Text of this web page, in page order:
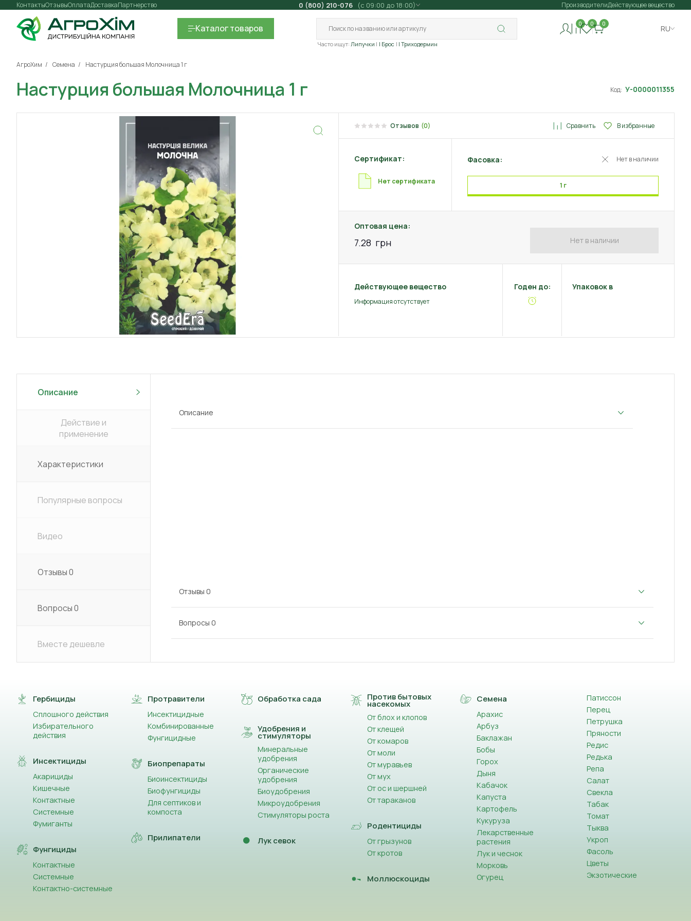
Контакты Оплата
Отзывы ДоставкаПартнерство 0 (800) 210-076 (с 09:00 до 18:00) ПроизводителиДействующее вещество
Каталогтоваров
Часто ищут: Липучки | Брос | Триходермин
0 0 0
RU
АгроХим Семена Настурция большая Молочница 1 г
Настурция большая Молочница 1 г Код: У-0000011355
Отзывов (0) Сравнить В избранные
Сертификат:
Нет сертификата
Фасовка: Нет в наличии
1 г
Оптовая цена:
7.28 грн Нет в наличии
Действующее вещество
Информация отсутствует
Годен до: Упаковок в
Описание
Действие и
применение
Характеристики
Популярные вопросы
Видео
Отзывы0
Вопросы0
Вместе дешевле
Описание
Отзывы 0
Вопросы 0
Гербициды
Сплошного действия
Избирательного
действия
Инсектициды
Акарициды
Кишечные
Контактные
Системные
Фумиганты
Фунгициды
Контактные
Системные
Контактно-системные
Протравители
Инсектицидные
Комбинированные
Фунгицидные
Биопрепараты
Биоинсектициды
Биофунгициды
Для септиков и
компоста
Прилипатели
Обработка сада
Удобрения и
стимуляторы
Минеральные
удобрения
Органические
удобрения
Биоудобрения
Микроудобрения
Стимуляторы роста
Лук севок
Против бытовых
насекомых
От блох и клопов
От клещей
От комаров
От моли
От муравьев
От мух
От ос и шершней
От тараканов
Родентициды
От грызунов
От кротов
Моллюскоциды
Семена
Арахис
Арбуз
Баклажан
Бобы
Горох
Дыня
Кабачок
Капуста
Картофель
Кукуруза
Лекарственные
растения
Лук и чеснок
Морковь
Огурец
Патиссон
Перец
Петрушка
Пряности
Редис
Редька
Репа
Салат
Свекла
Табак
Томат
Тыква
Укроп
Фасоль
Цветы
Экзотические